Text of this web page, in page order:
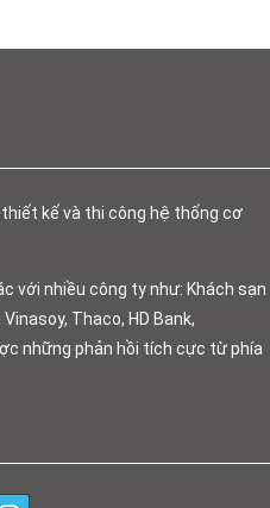
kế và thi công hệ thống cơ
với nhiều công ty như: Khách sạn
Thaco, HD Bank,
những phản hồi tích cực từ phía